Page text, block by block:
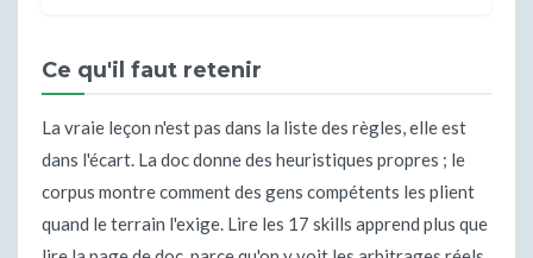
Ce qu'il faut retenir
La vraie leçon n'est pas dans la liste des règles, elle est
dans l'écart. La doc donne des heuristiques propres ; le
corpus montre comment des gens compétents les plient
quand le terrain l'exige. Lire les 17 skills apprend plus que